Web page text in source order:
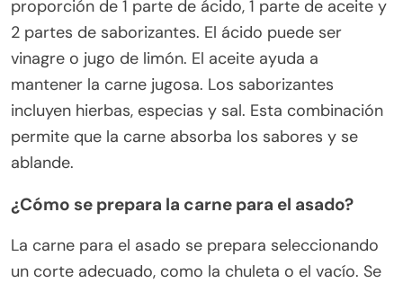
proporción de 1 parte de ácido, 1 parte de aceite y
2 partes de saborizantes. El ácido puede ser
vinagre o jugo de limón. El aceite ayuda a
mantener la carne jugosa. Los saborizantes
incluyen hierbas, especias y sal. Esta combinación
permite que la carne absorba los sabores y se
ablande.
¿Cómo se prepara la carne para el asado?
La carne para el asado se prepara seleccionando
un corte adecuado, como la chuleta o el vacío. Se